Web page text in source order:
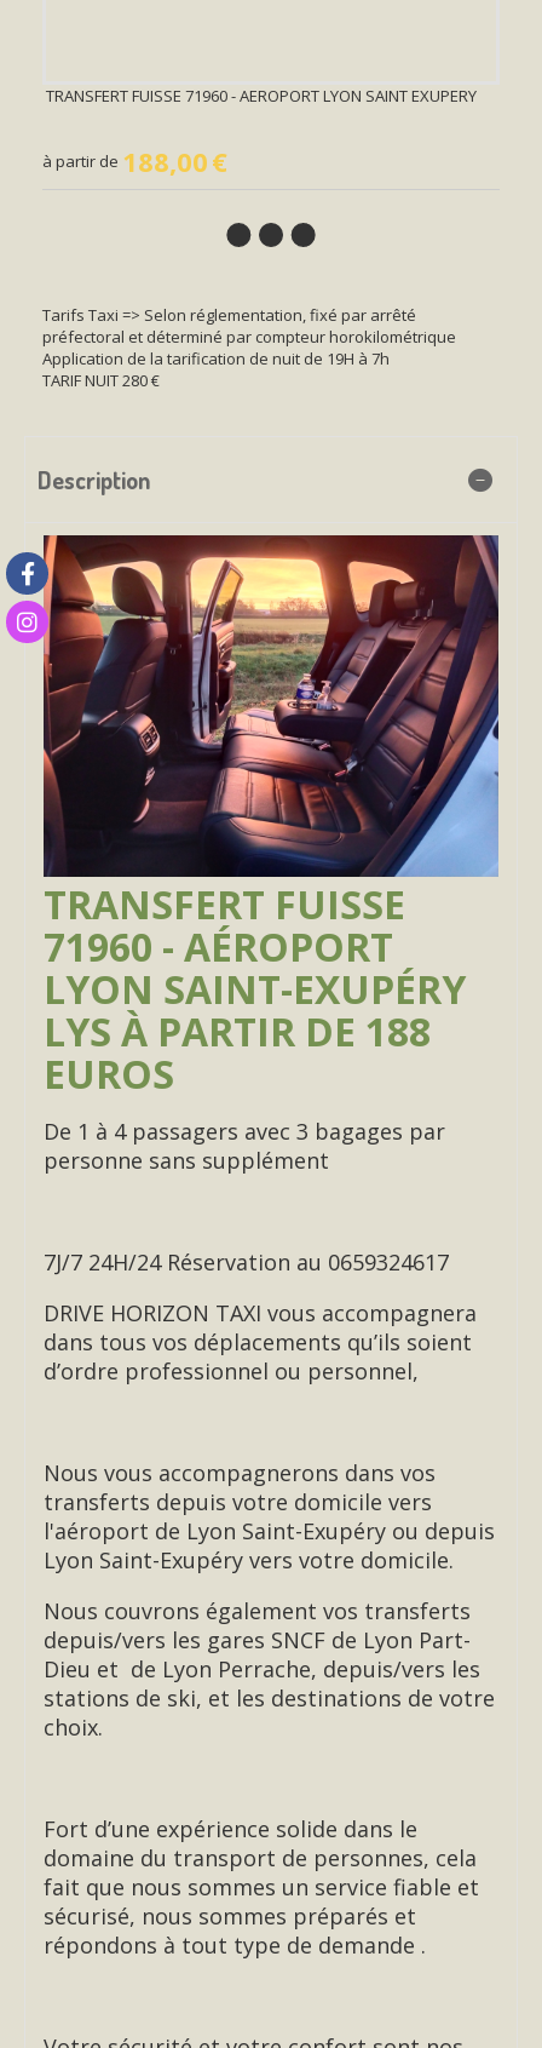
TRANSFERT FUISSE 71960 - AEROPORT LYON SAINT EXUPERY
à partir de 188,00€
Tarifs Taxi => Selon réglementation, fixé par arrêté
préfectoral et déterminé par compteur horokilométrique
Application de la tarification de nuit de 19H à 7h
TARIF NUIT 280 €
Description
TRANSFERT FUISSE
71960 - AÉROPORT
LYON SAINT-EXUPÉRY
LYS À PARTIR DE 188
EUROS
De 1 à 4 passagers avec 3 bagages par
personne sans supplément
7J/7 24H/24 Réservation au 0659324617
DRIVE HORIZON TAXI vous accompagnera
dans tous vos déplacements qu’ils soient
d’ordre professionnel ou personnel,
Nous vous accompagnerons dans vos
transferts depuis votre domicile vers
l'aéroport de Lyon Saint-Exupéry ou depuis
Lyon Saint-Exupéry vers votre domicile.
Nous couvrons également vos transferts
depuis/vers les gares SNCF de Lyon Part-
Dieu et de Lyon Perrache, depuis/vers les
stations de ski, et les destinations de votre
choix.
Fort d’une expérience solide dans le
domaine du transport de personnes, cela
fait que nous sommes un service fiable et
sécurisé, nous sommes préparés et
répondons à tout type de demande .